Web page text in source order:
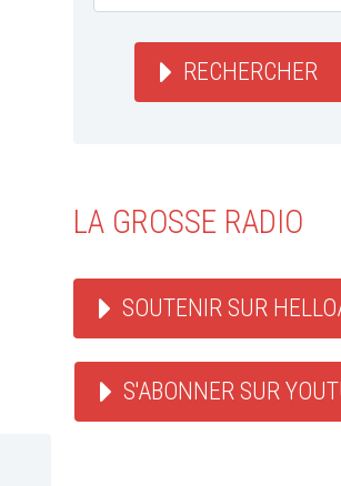
RECHERCHER
LA GROSSE RADIO
SOUTENIR SUR
S'ABONNER SUR